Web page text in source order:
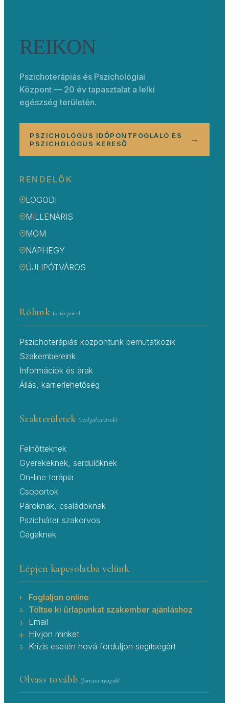
Pszichoterápiás és Pszichológiai
Központ — 20 év tapasztalat a lelki
egészség területén.
PSZICHOLÓGUS IDŐPONTFOGLALÓ ÉS
PSZICHOLÓGUS KERESŐ
→
RENDELŐK
LOGODI
MILLENÁRIS
MOM
NAPHEGY
ÚJLIPÓTVÁROS
Rólunk (a központ)
Pszichoterápiás központunk bemutatkozik
Szakembereink
Információk és árak
Állás, karrierlehetőség
Szakterületek (szolgáltatások)
Felnőtteknek
Gyerekeknek, serdülőknek
On-line terápia
Csoportok
Pároknak, családoknak
Pszichiáter szakorvos
Cégeknek
Lépjen kapcsolatba velünk
1. Foglaljon online
2. Töltse ki űrlapunkat szakember ajánláshoz
3. Email
4. Hívjon minket
5. Krízis esetén hová forduljon segítségért
Olvass tovább (forrásanyagok)